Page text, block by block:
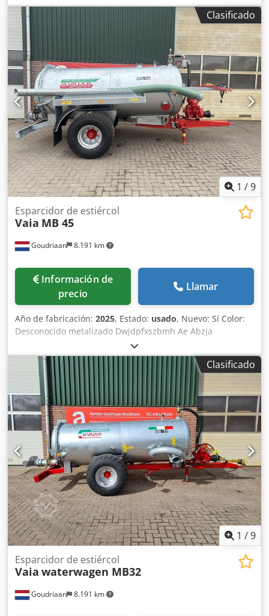
Clasificado
1 /9
Goudriaan 8.191 km
Esparcidor de estiércol
Vaia MB 45
Información de
precio
Llamar
Año de fabricación: 2025, Estado: usado, Nuevo: Sí Color:
Desconocido metalizado Dwjdpfxszbmh Ae Abzja
Clasificado
1 /9
Goudriaan 8.191 km
Esparcidor de estiércol
Vaia waterwagen MB32